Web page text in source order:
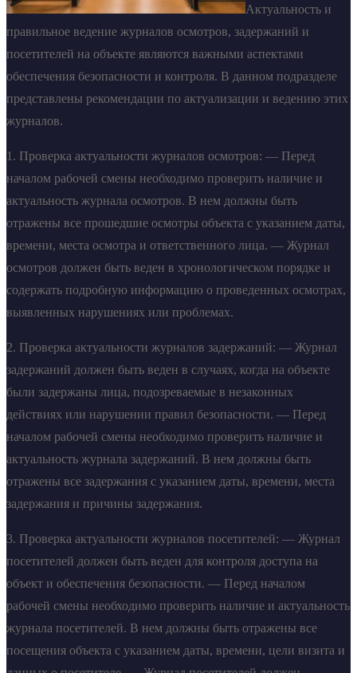
Актуальность и
правильное ведение журналов осмотров, задержаний и
посетителей на объекте являются важными аспектами
обеспечения безопасности и контроля. В данном подразделе
представлены рекомендации по актуализации и ведению этих
журналов.
1. Проверка актуальности журналов осмотров: — Перед
началом рабочей смены необходимо проверить наличие и
актуальность журнала осмотров. В нем должны быть
отражены все прошедшие осмотры объекта с указанием даты,
времени, места осмотра и ответственного лица. — Журнал
осмотров должен быть веден в хронологическом порядке и
содержать подробную информацию о проведенных осмотрах,
выявленных нарушениях или проблемах.
2. Проверка актуальности журналов задержаний: — Журнал
задержаний должен быть веден в случаях, когда на объекте
были задержаны лица, подозреваемые в незаконных
действиях или нарушении правил безопасности. — Перед
началом рабочей смены необходимо проверить наличие и
актуальность журнала задержаний. В нем должны быть
отражены все задержания с указанием даты, времени, места
задержания и причины задержания.
3. Проверка актуальности журналов посетителей: — Журнал
посетителей должен быть веден для контроля доступа на
объект и обеспечения безопасности. — Перед началом
рабочей смены необходимо проверить наличие и актуальность
журнала посетителей. В нем должны быть отражены все
посещения объекта с указанием даты, времени, цели визита и